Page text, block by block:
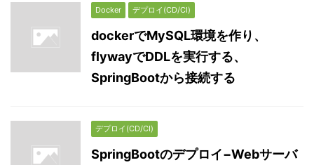
Docker デプロイ(CD/CI)
dockerでMySQL環境を作り、
flywayでDDLを実行する、
SpringBootから接続する
デプロイ(CD/CI)
SpringBootのデプロイ−Webサーバ